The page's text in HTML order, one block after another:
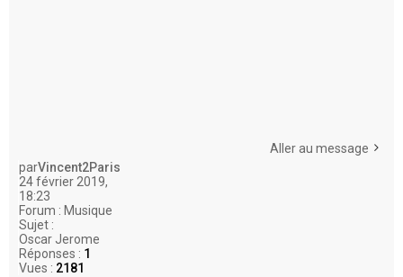
Aller au message
parVincent2Paris
24 février 2019,
18:23
Forum : Musique
Sujet :
Oscar Jerome
Réponses : 1
Vues : 2181